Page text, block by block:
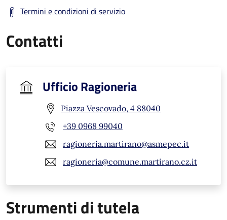
Termini e condizioni di servizio
Contatti
Ufficio Ragioneria
Piazza Vescovado, 4 88040
+39 0968 99040
ragioneria.martirano@asmepec.it
ragioneria@comune.martirano.cz.it
Strumenti di tutela